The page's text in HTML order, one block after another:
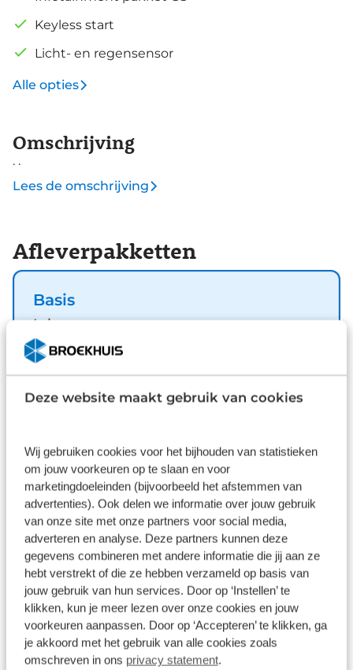
Deze website maakt gebruik van cookies
Wij gebruiken cookies voor het bijhouden van statistieken
om jouw voorkeuren op te slaan en voor
marketingdoeleinden (bijvoorbeeld het afstemmen van
advertenties). Ook delen we informatie over jouw gebruik
van onze site met onze partners voor social media,
adverteren en analyse. Deze partners kunnen deze
gegevens combineren met andere informatie die jij aan ze
hebt verstrekt of die ze hebben verzameld op basis van
jouw gebruik van hun services. Door op ‘Instellen’ te
klikken, kun je meer lezen over onze cookies en jouw
voorkeuren aanpassen. Door op ‘Accepteren’ te klikken, ga
je akkoord met het gebruik van alle cookies zoals
omschreven in ons privacy statement.
Keyless start
Licht- en regensensor
Alle opties
Omschrijving
. .
Lees de omschrijving
Afleverpakketten
Basis
Inbegrepen
Dit pakket is standaard inbegrepen. We vinden het
logisch dat u op kwaliteit kunt rekenen en we laten
u graag weten wat u kunt verwachten.
Wat klanten over ons zeggen
9,111249 reviews
5 8892 reviews